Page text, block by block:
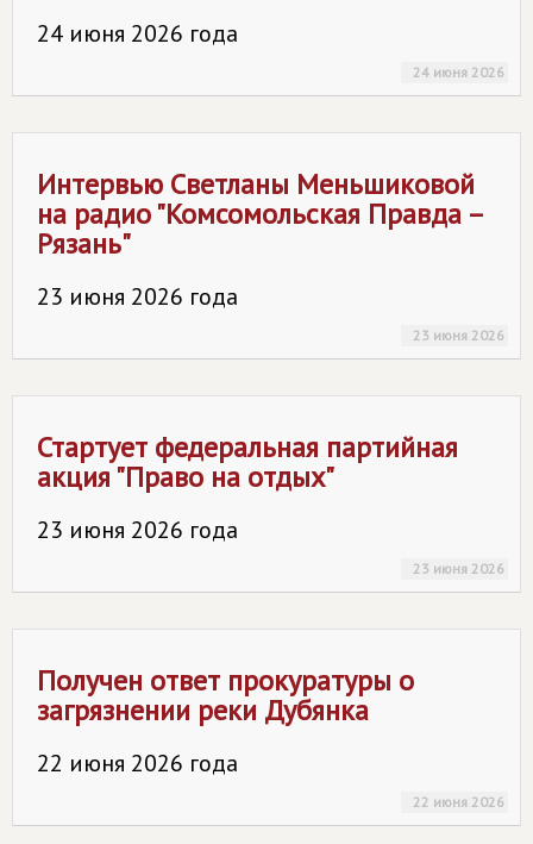
24 июня 2026 года
24 июня 2026
Интервью Светланы Меньшиковой
на радио "Комсомольская Правда –
Рязань"
23 июня 2026 года
23 июня 2026
Стартует федеральная партийная
акция "Право на отдых"
23 июня 2026 года
23 июня 2026
Получен ответ прокуратуры о
загрязнении реки Дубянка
22 июня 2026 года
22 июня 2026